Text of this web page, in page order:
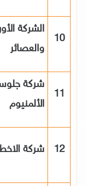
10
الشركة
والعصائر
11
شركة
الألمنيوم
12 شركة